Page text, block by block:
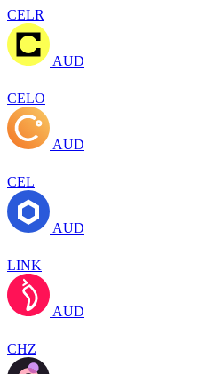
CELR
AUD
CELO
AUD
CEL
AUD
LINK
AUD
CHZ